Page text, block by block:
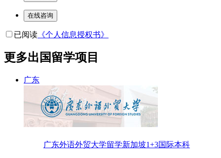
在线咨询
已阅读 《个人信息授权书》
更多出国留学项目
广东
广东外语外贸大学留学新加坡1+3国际本科